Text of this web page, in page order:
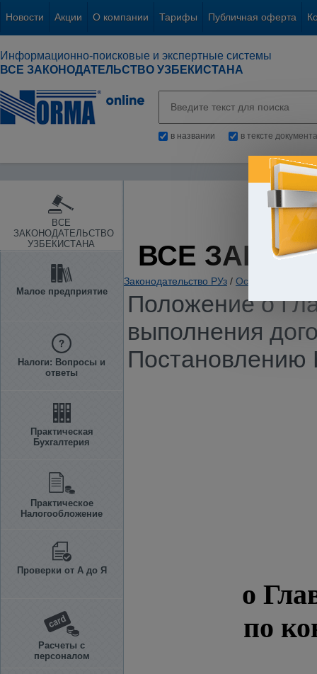
Новости Акции О компании Тарифы Публичная оферта
Информационно-поисковые и экспертные системы
ВСЕ ЗАКОНОДАТЕЛЬСТВО УЗБЕКИСТАНА
в названии в тексте документа
ВСЕ
ЗАКОНОДАТЕЛЬСТВО
УЗБЕКИСТАНА
Малое предприятие
Налоги: Вопросы и
ответы
Практическая
Бухгалтерия
Практическое
Налогообложение
Проверки от А до Я
Расчеты с
персоналом
ВСЕ
Законодательство РУз / Основы
Положение о
выполнения
Постановлению
о
по